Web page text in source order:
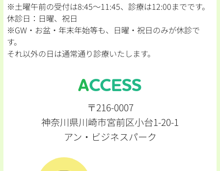
※土曜午前の受付は8:45〜11:45、診療は12:00までです。
休診日：日曜、祝日
※GW・お盆・年末年始等も、日曜・祝日のみが休診で
す。
それ以外の日は通常通り診療いたします。
ACCESS
〒216-0007
神奈川県川崎市宮前区小台1-20-1
アン・ビジネスパーク